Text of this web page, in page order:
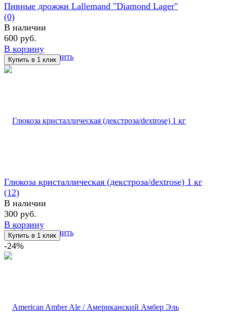
избранное сравнить
Пивные дрожжи Lallemand "Diamond Lager"
(0)
В наличии
600 руб.
В корзину
избранное сравнить
Глюкоза кристаллическая (декстроза/dextrose) 1 кг
(12)
В наличии
300 руб.
В корзину
-24%